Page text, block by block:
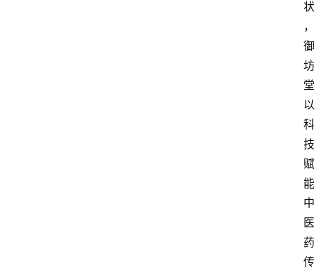
状
，
御
坊
堂
以
科
技
赋
能
中
医
药
传